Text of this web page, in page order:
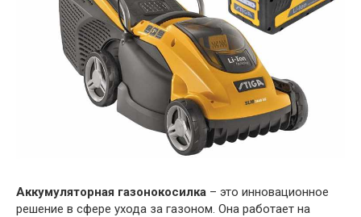
Аккумуляторная газонокосилка – это инновационное
решение в сфере ухода за газоном. Она работает на